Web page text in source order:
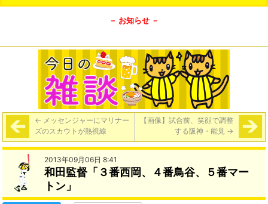
－ お知らせ －
← メッセンジャーにマリナー
ズのスカウトが熱視線
【画像】試合前、笑顔で調整
する阪神・能見 →
2013年09月06日 8:41
和田監督「３番西岡、４番鳥谷、５番マー
トン」